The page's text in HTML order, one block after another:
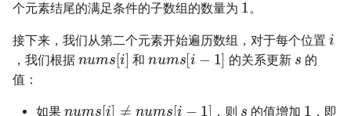
27. 二叉树的镜像
22. 链表中环的入口节点
23. 两个链表的第一个重合节
4.1. 节点间通路
4.2. 最小高度树
4.3. 特定深度节点链表
个元素结尾的满足条件的子数组的数量为
。
接下来，我们从第二个元素开始遍历数组，对于每个位置
，我们根据
nums[i]
和
nums[i−1]
的关系更新
s
的
值：
如果
s[ ≠ s[ 1
，则 的值增加 ，即